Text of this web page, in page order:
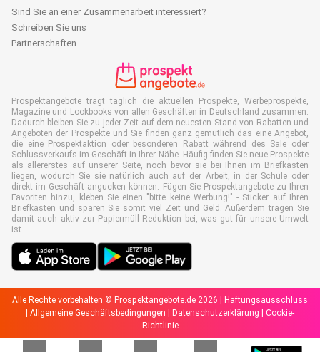
Sind Sie an einer Zusammenarbeit interessiert?
Schreiben Sie uns
Partnerschaften
Prospektangebote trägt täglich die aktuellen Prospekte, Werbeprospekte,
Magazine und Lookbooks von allen Geschäften in Deutschland zusammen.
Dadurch bleiben Sie zu jeder Zeit auf dem neuesten Stand von Rabatten und
Angeboten der Prospekte und Sie finden ganz gemütlich das eine Angebot,
die eine Prospektaktion oder besonderen Rabatt während des Sale oder
Schlussverkaufs im Geschäft in Ihrer Nähe. Häufig finden Sie neue Prospekte
als allererstes auf unserer Seite, noch bevor sie bei Ihnen im Briefkasten
liegen, wodurch Sie sie natürlich auch auf der Arbeit, in der Schule oder
direkt im Geschäft angucken können. Fügen Sie Prospektangebote zu Ihren
Favoriten hinzu, kleben Sie einen "bitte keine Werbung!" - Sticker auf Ihren
Briefkasten und sparen Sie somit viel Zeit und Geld. Außerdem tragen Sie
damit auch aktiv zur Papiermüll Reduktion bei, was gut für unsere Umwelt
ist.
Alle Rechte vorbehalten © Prospektangebote.de 2026 | Haftungsausschluss
| Allgemeine Geschäftsbedingungen | Datenschutzerklärung | Cookie-
Richtlinie